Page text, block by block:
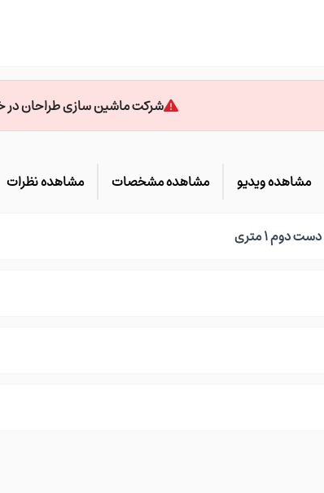
شرکت ماشین سازی طراحان در
مشاهده ویدیو مشاهده مشخصات مشاهده نظرات
۱ متری